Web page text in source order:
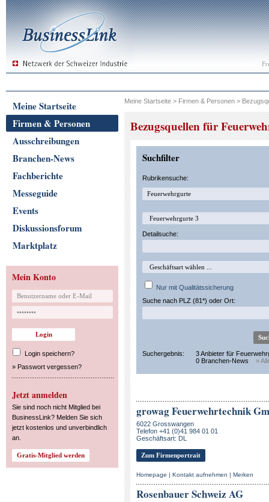
Meine Startseite
Firmen & Personen
Ausschreibungen
Branchen-News
Fachberichte
Messeguide
Events
Diskussionsforum
Marktplatz
Mein Konto
Login speichern?
» Passwort vergessen?
Jetzt anmelden
Sie sind noch nicht Mitglied bei
BusinessLink? Melden Sie sich
jetzt kostenlos und unverbindlich
an.
Meine Startseite > Firmen & Personen >
Bezugsquellen für
Suchfilter
Rubrikensuche:
Detailsuche:
Nur mit Qualitätssicherung
Suche nach PLZ (81*) oder Ort:
Suchergebnis:
3 Anbieter für
0 Branchen-News
»
growag Feuerwehrtechnik
6022 Grosswangen
Telefon +41 (0)41 984 01 01
Geschäftsart: DL
Zum Firmenportrait
Homepage | Kontakt aufnehmen | Merken
Rosenbauer Schweiz AG